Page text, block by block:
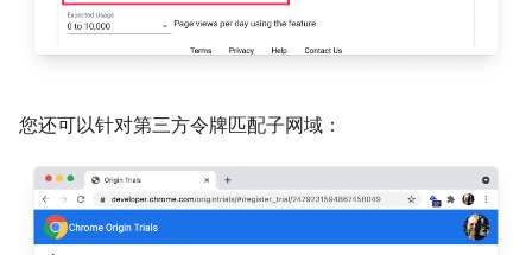
您还可以针对第三方令牌匹配子网域：